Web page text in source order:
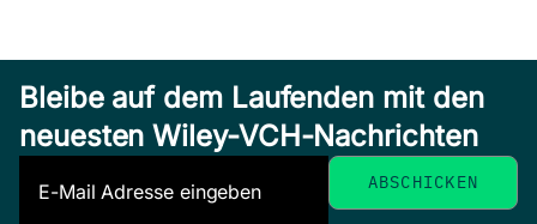
Bleibe auf dem Laufenden mit den
neuesten Wiley-VCH-Nachrichten